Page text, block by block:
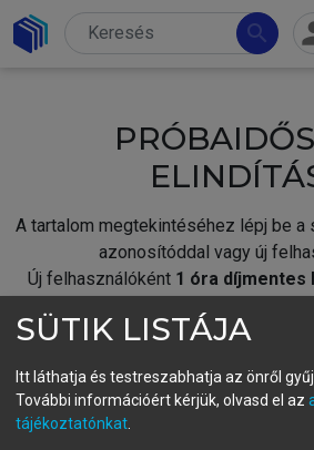
search
A tartalom megtekintéséhez lépj be a
azonosítóddal vagy új
Új felhasználóként 1 óra
fiókoddal,vagy hozz
A regisztráció után apróbaidőszak
SÜTIK LISTÁJA
Itt láthatja és testreszabhatja az önről
További információért kérjük, olvasd el az
tájékoztatónkat